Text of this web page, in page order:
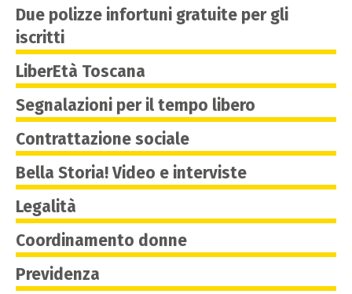
Due polizze infortuni gratuite per gli
iscritti
LiberEtà Toscana
Segnalazioni per il tempo libero
Contrattazione sociale
Bella Storia! Video e interviste
Legalità
Coordinamento donne
Previdenza